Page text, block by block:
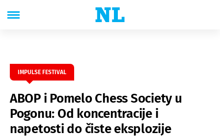
IMPULSE FESTIVAL
ABOP i Pomelo Chess Society u
Pogonu: Od koncentracije i
napetosti do čiste eksplozije